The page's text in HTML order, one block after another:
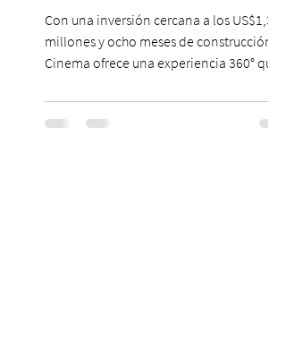
Hollywood a Chile
Con una inversión cercana a los US$1,3
millones y ocho meses de construcción,
Cinema ofrece una experiencia 360° que
cinematográfica y actores en vivo,
recreando algunos de los universos más